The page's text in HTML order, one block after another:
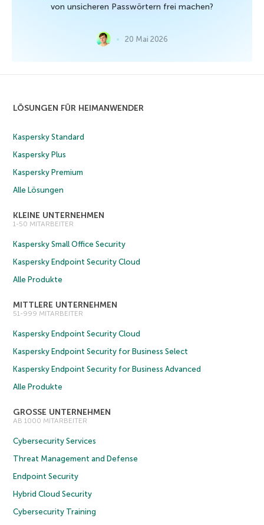
von unsicheren Passwörtern frei machen?
20 Mai 2026
LÖSUNGEN FÜR HEIMANWENDER
Kaspersky Standard
Kaspersky Plus
Kaspersky Premium
Alle Lösungen
KLEINE UNTERNEHMEN
1-50 MITARBEITER
Kaspersky Small Office Security
Kaspersky Endpoint Security Cloud
Alle Produkte
MITTLERE UNTERNEHMEN
51-999 MITARBEITER
Kaspersky Endpoint Security Cloud
Kaspersky Endpoint Security for Business Select
Kaspersky Endpoint Security for Business Advanced
Alle Produkte
GROSSE UNTERNEHMEN
AB 1000 MITARBEITER
Cybersecurity Services
Threat Management and Defense
Endpoint Security
Hybrid Cloud Security
Cybersecurity Training